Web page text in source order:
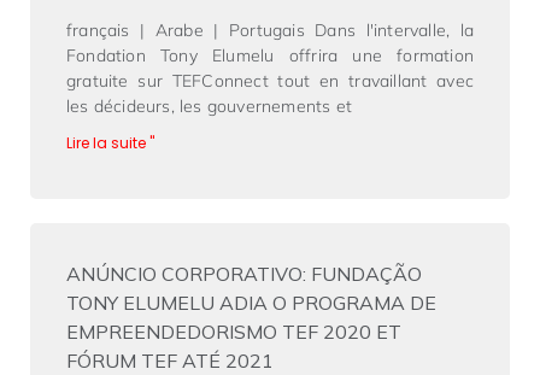
français | Arabe | Portugais Dans l'intervalle, la
Fondation Tony Elumelu offrira une formation
gratuite sur TEFConnect tout en travaillant avec
les décideurs, les gouvernements et
Lire la suite "
ANÚNCIO CORPORATIVO: FUNDAÇÃO
TONY ELUMELU ADIA O PROGRAMA DE
EMPREENDEDORISMO TEF 2020 ET
FÓRUM TEF ATÉ 2021